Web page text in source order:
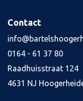
Boekhouding
Kredietaanvraag
Jaarrekening
Salarisadministratie
Tax planning
Blog
Kennisbank
Vacatures
4
Contact
0164 - 61 37 80
Raadhuisstraat 124
4631 NJ